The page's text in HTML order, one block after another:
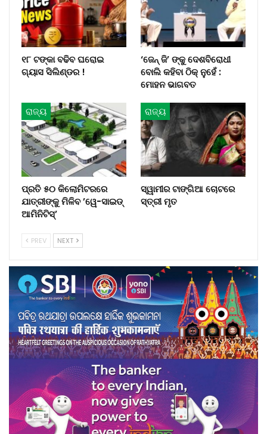
୧୮ ଟଙ୍କା ବଢିବ ଘରୋଇ
ଗ୍ୟାସ ସିଲିଣ୍ଡର !
‘ଜେନ୍‌ ଜି’ ଙ୍କୁ ଦେଶବିରୋଧୀ
ବୋଲି କହିବା ଠିକ୍ ନୁହେଁ :
ମୋହନ ଭାଗବତ
ରାଜ୍ୟ
ପ୍ରତି ୫୦ କିଲୋମିଟରରେ
ଯାତ୍ରୀଙ୍କୁ ମିଳିବ ’ୱେ-ସାଇଡ୍‌
ଆମିନିଟିସ୍‌’
ରାଜ୍ୟ
ସ୍ୱାମୀର ଟାଙ୍ଗିଆ ଚୋଟରେ
ସ୍ତ୍ରୀ ମୃତ
PREV NEXT